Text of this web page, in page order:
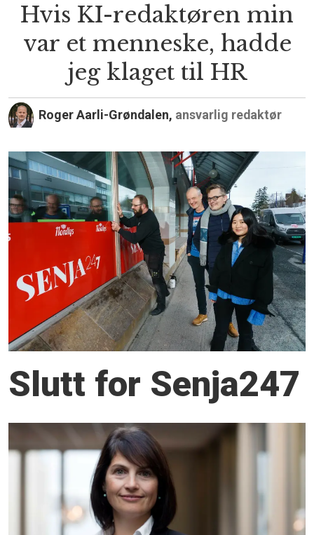
Hvis KI-redaktøren min
var et menneske, hadde
jeg klaget til HR
Roger Aarli-Grøndalen, ansvarlig redaktør
Slutt for Senja247